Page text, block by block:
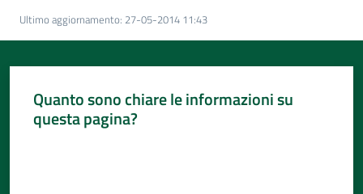
Ultimo aggiornamento: 27-05-2014 11:43
Quanto sono chiare le informazioni su
questa pagina?